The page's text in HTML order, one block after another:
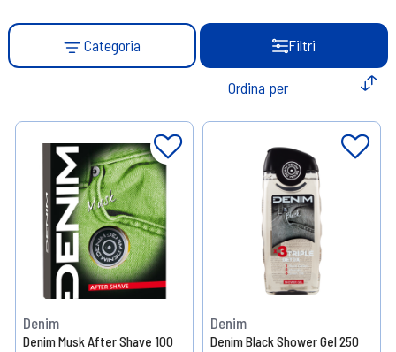
Categoria Filtri
Denim
Denim Musk After Shave 100
Denim
Denim Black Shower Gel 250